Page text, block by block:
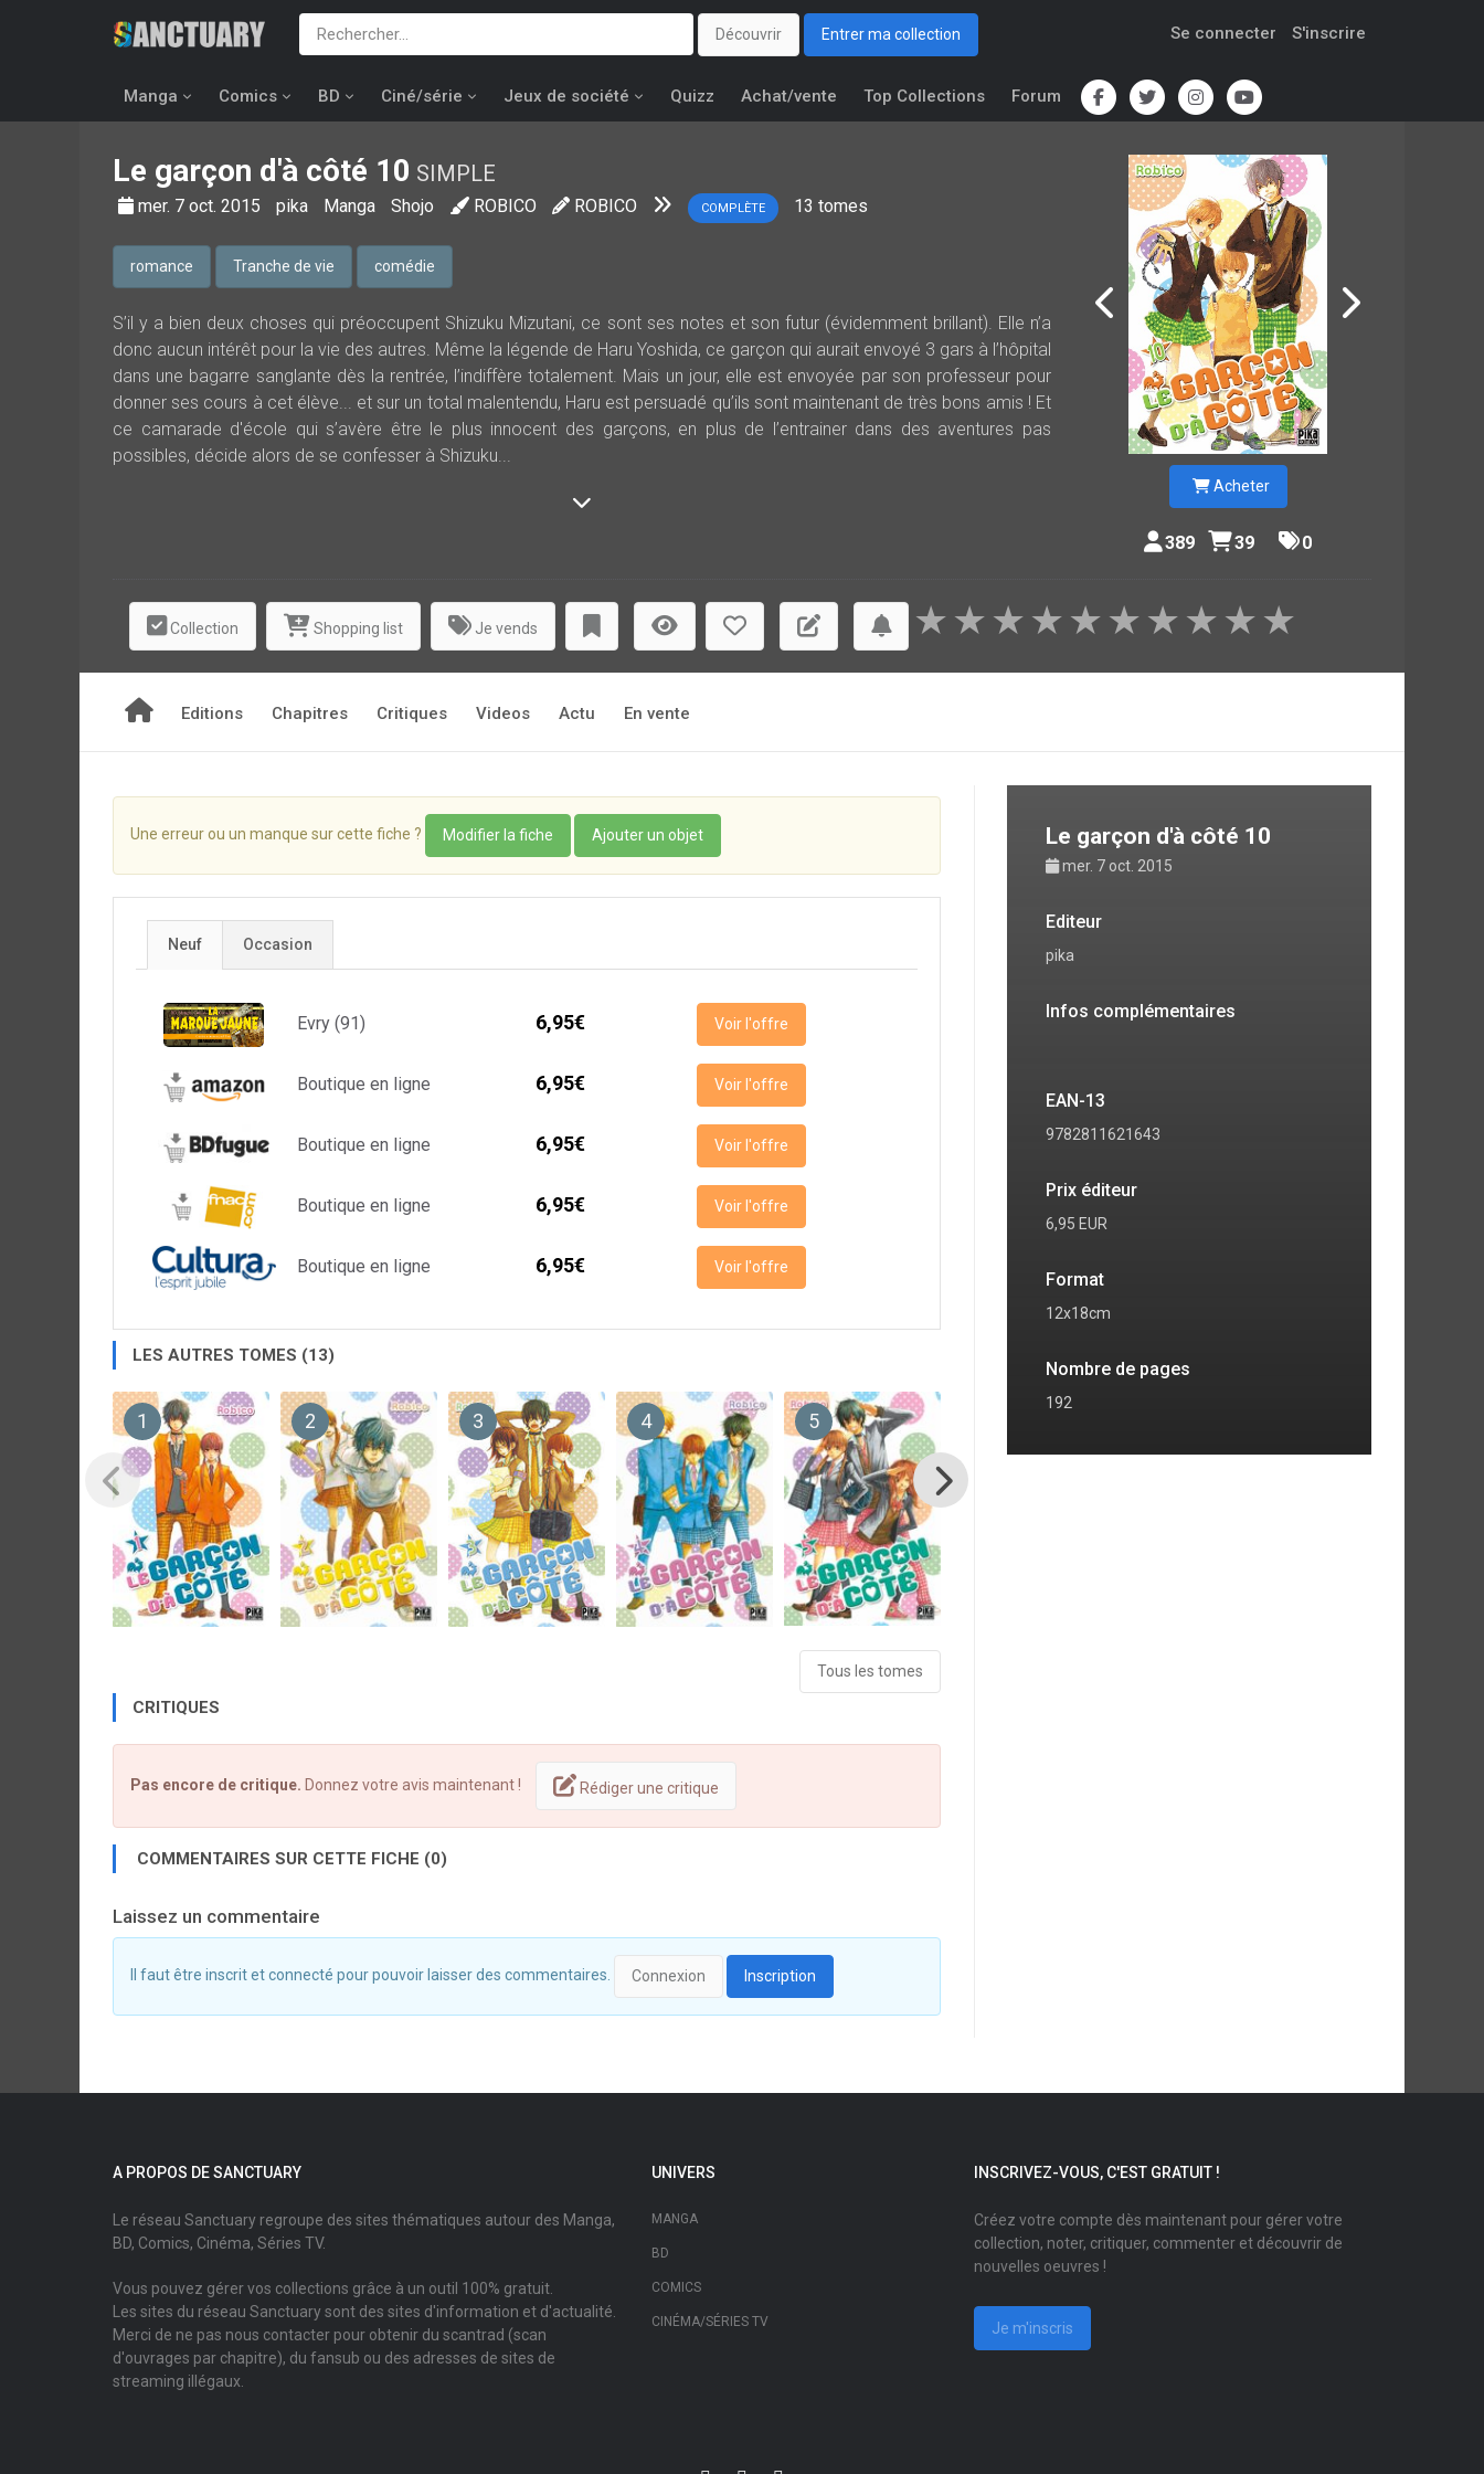
Découvrir Entrer ma collection Se connecter S'inscrire
Manga Comics BD Ciné/série Jeux de société Quizz Achat/vente Top Collections Forum
Le garçon d'à côté 10 SIMPLE
mer. 7 oct. 2015 pika Manga Shojo ROBICO ROBICO COMPLÈTE 13 tomes
romance Tranche de vie comédie
S’il y a bien deux choses qui préoccupent Shizuku Mizutani, ce sont ses notes et son futur (évidemment brillant). Elle n’a
donc aucun intérêt pour la vie des autres. Même la légende de Haru Yoshida, ce garçon qui aurait envoyé 3 gars à l’hôpital
dans une bagarre sanglante dès la rentrée, l’indiffère totalement. Mais un jour, elle est envoyée par son professeur pour
donner ses cours à cet élève... et sur un total malentendu, Haru est persuadé qu’ils sont maintenant de très bons amis ! Et
ce camarade d'école qui s’avère être le plus innocent des garçons, en plus de l’entrainer dans des aventures pas
possibles, décide alors de se confesser à Shizuku...
Acheter
389 39 0
Collection Shopping list Je vends ★
★
★
★
★
★
★
★
★
★
Editions Chapitres Critiques Videos Actu En vente
Une erreur ou un manque sur cette fiche ? Modifier la fiche Ajouter un objet
Neuf Occasion
Evry (91) 6,95€ Voir l'offre
Boutique en ligne 6,95€ Voir l'offre
Boutique en ligne 6,95€ Voir l'offre
Boutique en ligne 6,95€ Voir l'offre
Boutique en ligne 6,95€ Voir l'offre
LES AUTRES TOMES (13)
1 2 3 4 5
Tous les tomes
CRITIQUES
Pas encore de critique. Donnez votre avis maintenant ! Rédiger une critique
COMMENTAIRES SUR CETTE FICHE (0)
Laissez un commentaire
Il faut être inscrit et connecté pour pouvoir laisser des commentaires. Connexion Inscription
Le garçon d'à côté 10
mer. 7 oct. 2015
Editeur
pika
Infos complémentaires
EAN-13
9782811621643
Prix éditeur
6,95 EUR
Format
12x18cm
Nombre de pages
192
A PROPOS DE SANCTUARY
Le réseau Sanctuary regroupe des sites thématiques autour des Manga,
BD, Comics, Cinéma, Séries TV.
Vous pouvez gérer vos collections grâce à un outil 100% gratuit.
Les sites du réseau Sanctuary sont des sites d'information et d'actualité.
Merci de ne pas nous contacter pour obtenir du scantrad (scan
d'ouvrages par chapitre), du fansub ou des adresses de sites de
streaming illégaux.
UNIVERS
MANGA
BD
COMICS
CINÉMA/SÉRIES TV
INSCRIVEZ-VOUS, C'EST GRATUIT !
Créez votre compte dès maintenant pour gérer votre
collection, noter, critiquer, commenter et découvrir de
nouvelles oeuvres !
Je m'inscris